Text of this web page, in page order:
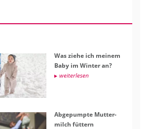
Was ziehe ich mei­nem
Baby im Win­ter an?
wei­ter­le­sen
Ab­ge­pump­te Mut­ter­
milch füt­tern